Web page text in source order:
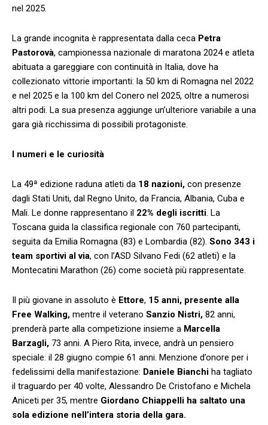
nel 2025.
La grande incognita è rappresentata dalla ceca Petra
Pastorovà, campionessa nazionale di maratona 2024 e atleta
abituata a gareggiare con continuità in Italia, dove ha
collezionato vittorie importanti: la 50 km di Romagna nel 2022
e nel 2025 e la 100 km del Conero nel 2025, oltre a numerosi
altri podi. La sua presenza aggiunge un’ulteriore variabile a una
gara già ricchissima di possibili protagoniste.
I numeri e le curiosità
La 49ª edizione raduna atleti da 18 nazioni, con presenze
dagli Stati Uniti, dal Regno Unito, da Francia, Albania, Cuba e
Mali. Le donne rappresentano il 22% degli iscritti. La
Toscana guida la classifica regionale con 760 partecipanti,
seguita da Emilia Romagna (83) e Lombardia (82). Sono 343 i
team sportivi al via, con l’ASD Silvano Fedi (62 atleti) e la
Montecatini Marathon (26) come società più rappresentate.
Il più giovane in assoluto è Ettore, 15 anni, presente alla
Free Walking, mentre il veterano Sanzio Nistri, 82 anni,
prenderà parte alla competizione insieme a Marcella
Barzagli, 73 anni. A Piero Rita, invece, andrà un pensiero
speciale: il 28 giugno compie 61 anni. Menzione d’onore per i
fedelissimi della manifestazione: Daniele Bianchi ha tagliato
il traguardo per 40 volte, Alessandro De Cristofano e Michela
Aniceti per 35, mentre Giordano Chiappelli ha saltato una
sola edizione nell’intera storia della gara.